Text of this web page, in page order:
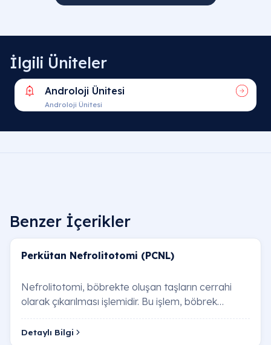
İlgili Üniteler
Androloji Ünitesi
Androloji Ünitesi
Benzer İçerikler
Perkütan Nefrolitotomi (PCNL)
Nefrolitotomi, böbrekte oluşan taşların cerrahi
olarak çıkarılması işlemidir. Bu işlem, böbrek
taşlarının boyutu, yeri, hastanın genel sağlı…
Detaylı Bilgi